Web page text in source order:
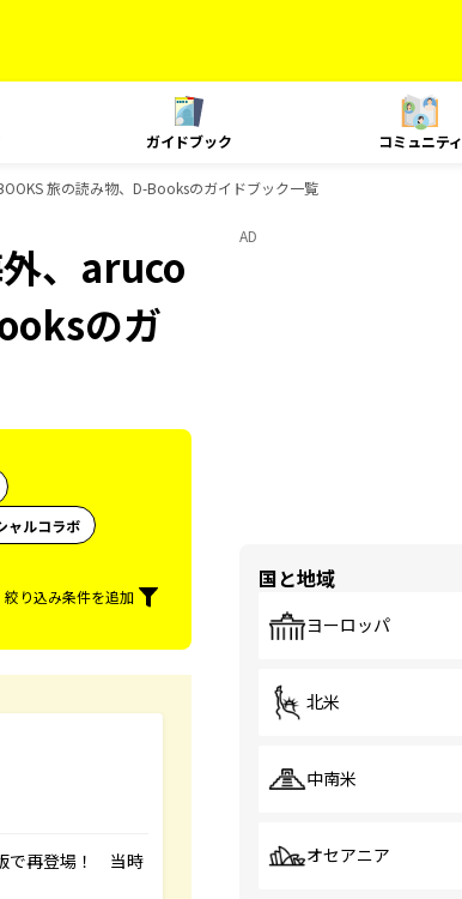
ガイドブック コミュニティ
旅の読み物、D-Booksのガイドブック一覧
、aruco
のガ
ャルコラボ
絞り込み条件を追加
で再登場！ 当時
AD
国と地域
ヨーロッパ
北米
中南米
オセアニア